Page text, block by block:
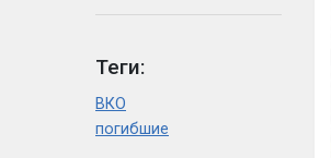
Теги:
ВКО
погибшие